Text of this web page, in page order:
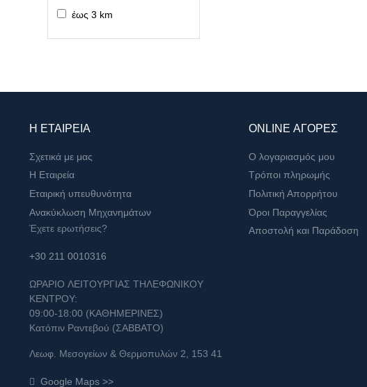
έως 3 km
Η ΕΤΑΙΡΕΙΑ
Σχετικά με μας
Η Εταιρεία
Εταιρική υπευθυνότητα
Ανακύκλωση Μηχανημάτων
Έχετε ερωτήσεις?
+30 211 0010316
ΩPAPIO ΛEITOYPΓIAΣ THΛEΦΩNIKOY
KENTPOY:
09:00-18:00 (KAΘHMEPINEΣ)
Κατόπιν Ραντεβού (ΣABBATO)
Λεωφ. Μεσογείων & Θερμοπυλών 2, 153 41
Google Maps >>
ONLINE ΑΓΟΡΕΣ
Ο λογαριασμός μου
Τρόποι πληρωμής
Πολιτική Απορρήτου
Όροι Παραγγελίας
Αποστολή και Παράδοση